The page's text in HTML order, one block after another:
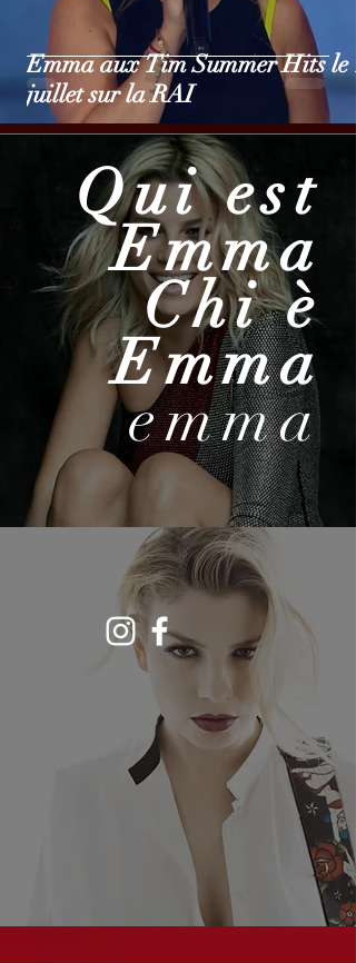
Emma aux Tim Summer Hits le
juillet sur la RAI
Qui est
Emma
Chi è
Emma
emma